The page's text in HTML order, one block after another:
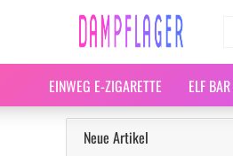
EINWEG E-ZIGARETTE ELF BAR
Neue Artikel